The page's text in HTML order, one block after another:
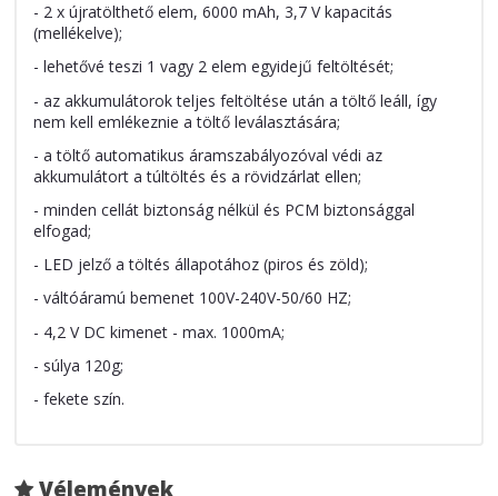
- 2 x újratölthető elem, 6000 mAh, 3,7 V kapacitás
(mellékelve);
- lehetővé teszi 1 vagy 2 elem egyidejű feltöltését;
- az akkumulátorok teljes feltöltése után a töltő leáll, így
nem kell emlékeznie a töltő leválasztására;
- a töltő automatikus áramszabályozóval védi az
akkumulátort a túltöltés és a rövidzárlat ellen;
- minden cellát biztonság nélkül és PCM biztonsággal
elfogad;
- LED jelző a töltés állapotához (piros és zöld);
- váltóáramú bemenet 100V-240V-50/60 HZ;
- 4,2 V DC kimenet - max. 1000mA;
- súlya 120g;
- fekete szín.
Vélemények